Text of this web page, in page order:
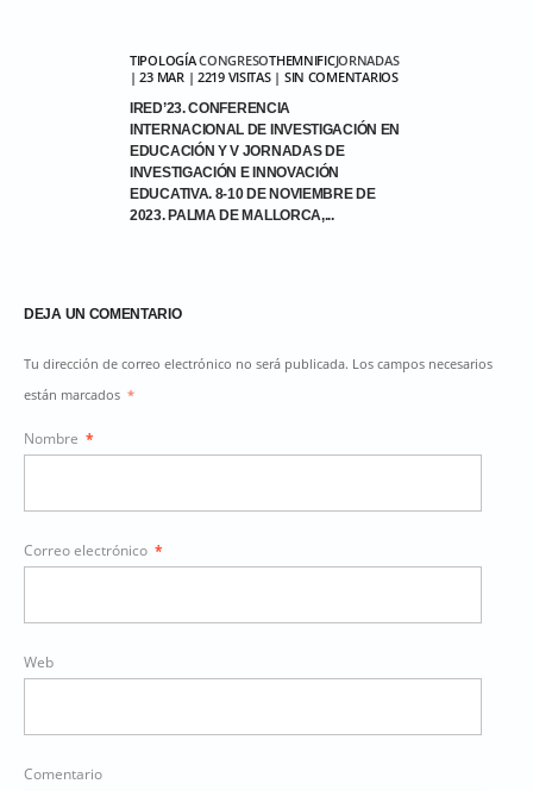
TIPOLOGÍACONGRESOTHEMNIFICJORNADAS
| 23 MAR | 2219 VISITAS | SIN COMENTARIOS
IRED’23. CONFERENCIA
INTERNACIONAL DE INVESTIGACIÓN EN
EDUCACIÓN Y V JORNADAS DE
INVESTIGACIÓN E INNOVACIÓN
EDUCATIVA. 8-10 DE NOVIEMBRE DE
2023. PALMA DE MALLORCA,...
DEJA UN COMENTARIO
Tu dirección de correo electrónico no será publicada. Los campos necesarios
están marcados *
Nombre *
Correo electrónico *
Web
Comentario